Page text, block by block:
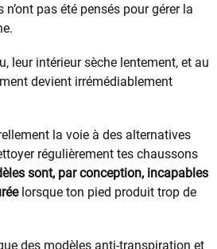
pas été pensés pour gérer la
leur intérieur sèche lentement, et au
devient irrémédiablement
la voie à des alternatives
régulièrement tes chaussons
sont, par conception, incapables
lorsque ton pied produit trop de
des modèles anti-transpiration et